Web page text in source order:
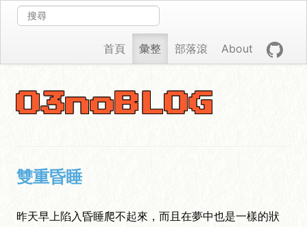
首頁 彙整 部落滾 About
O3noBLOG
雙重昏睡
昨天早上陷入昏睡爬不起來，而且在夢中也是一樣的狀